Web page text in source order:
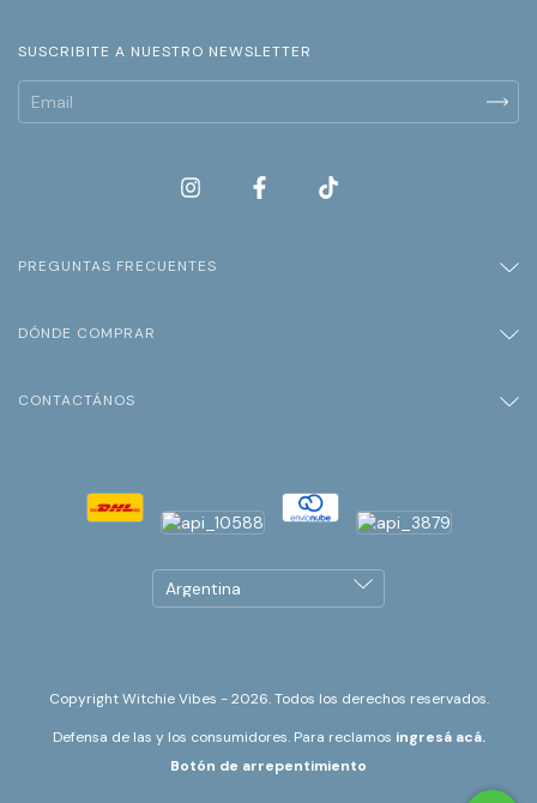
SUSCRIBITE A NUESTRO NEWSLETTER
PREGUNTAS FRECUENTES
DÓNDE COMPRAR
CONTACTÁNOS
Copyright Witchie Vibes - 2026. Todos los derechos reservados.
Defensa de las y los consumidores. Para reclamos ingresá acá.
Botón de arrepentimiento